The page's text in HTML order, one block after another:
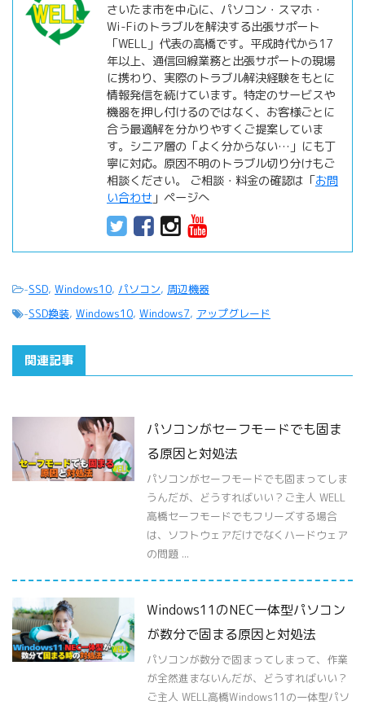
さいたま市を中心に、パソコン・スマホ・
Wi-Fiのトラブルを解決する出張サポート
「WELL」代表の高橋です。平成時代から17
年以上、通信回線業務と出張サポートの現場
に携わり、実際のトラブル解決経験をもとに
情報発信を続けています。特定のサービスや
機器を押し付けるのではなく、お客様ごとに
合う最適解を分かりやすくご提案していま
す。シニア層の「よく分からない…」にも丁
寧に対応。原因不明のトラブル切り分けもご
相談ください。 ご相談・料金の確認は「お問
い合わせ 」ページへ
-SSD, Windows10, パソコン, 周辺機器
-SSD換装, Windows10, Windows7, アップグレード
関連記事
パソコンがセーフモードでも固ま
る原因と対処法
パソコンがセーフモードでも固まってしま
うんだが、どうすればいい？ご主人 WELL
高橋セーフモードでもフリーズする場合
は、ソフトウェアだけでなくハードウェア
の問題 ...
Windows11のNEC一体型パソコン
が数分で固まる原因と対処法
パソコンが数分で固まってしまって、作業
が全然進まないんだが、どうすればいい？
ご主人 WELL高橋Windows11の一体型パソ